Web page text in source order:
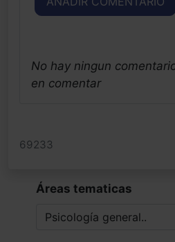
No hay ningun
en comentar
69233
Áreas tematicas